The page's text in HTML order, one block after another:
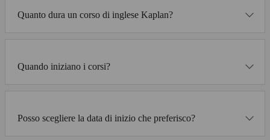
Quanto dura un corso di inglese Kaplan?
Quando iniziano i corsi?
Posso scegliere la data di inizio che preferisco?